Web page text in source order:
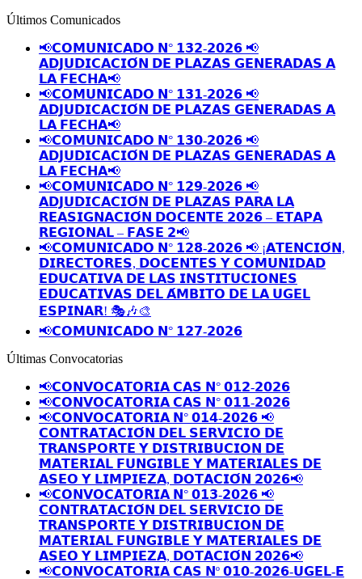
Últimos Comunicados
📢𝗖𝗢𝗠𝗨𝗡𝗜𝗖𝗔𝗗𝗢 𝗡° 𝟭𝟯𝟮-𝟮𝟬𝟮𝟲 📢
𝗔𝗗𝗝𝗨𝗗𝗜𝗖𝗔𝗖𝗜𝗢́𝗡 𝗗𝗘 𝗣𝗟𝗔𝗭𝗔𝗦 𝗚𝗘𝗡𝗘𝗥𝗔𝗗𝗔𝗦 𝗔
𝗟𝗔 𝗙𝗘𝗖𝗛𝗔📢
📢𝗖𝗢𝗠𝗨𝗡𝗜𝗖𝗔𝗗𝗢 𝗡° 𝟭𝟯𝟭-𝟮𝟬𝟮𝟲 📢
𝗔𝗗𝗝𝗨𝗗𝗜𝗖𝗔𝗖𝗜𝗢́𝗡 𝗗𝗘 𝗣𝗟𝗔𝗭𝗔𝗦 𝗚𝗘𝗡𝗘𝗥𝗔𝗗𝗔𝗦 𝗔
𝗟𝗔 𝗙𝗘𝗖𝗛𝗔📢
📢𝗖𝗢𝗠𝗨𝗡𝗜𝗖𝗔𝗗𝗢 𝗡° 𝟭𝟯𝟬-𝟮𝟬𝟮𝟲 📢
𝗔𝗗𝗝𝗨𝗗𝗜𝗖𝗔𝗖𝗜𝗢́𝗡 𝗗𝗘 𝗣𝗟𝗔𝗭𝗔𝗦 𝗚𝗘𝗡𝗘𝗥𝗔𝗗𝗔𝗦 𝗔
𝗟𝗔 𝗙𝗘𝗖𝗛𝗔📢
📢𝗖𝗢𝗠𝗨𝗡𝗜𝗖𝗔𝗗𝗢 𝗡° 𝟭𝟮𝟵-𝟮𝟬𝟮𝟲 📢
𝗔𝗗𝗝𝗨𝗗𝗜𝗖𝗔𝗖𝗜𝗢́𝗡 𝗗𝗘 𝗣𝗟𝗔𝗭𝗔𝗦 𝗣𝗔𝗥𝗔 𝗟𝗔
𝗥𝗘𝗔𝗦𝗜𝗚𝗡𝗔𝗖𝗜𝗢́𝗡 𝗗𝗢𝗖𝗘𝗡𝗧𝗘 𝟮𝟬𝟮𝟲 – 𝗘𝗧𝗔𝗣𝗔
𝗥𝗘𝗚𝗜𝗢𝗡𝗔𝗟 – 𝗙𝗔𝗦𝗘 𝟮📢
📢𝗖𝗢𝗠𝗨𝗡𝗜𝗖𝗔𝗗𝗢 𝗡° 𝟭𝟮𝟴-𝟮𝟬𝟮𝟲 📢 ¡𝗔𝗧𝗘𝗡𝗖𝗜𝗢́𝗡,
𝗗𝗜𝗥𝗘𝗖𝗧𝗢𝗥𝗘𝗦, 𝗗𝗢𝗖𝗘𝗡𝗧𝗘𝗦 𝗬 𝗖𝗢𝗠𝗨𝗡𝗜𝗗𝗔𝗗
𝗘𝗗𝗨𝗖𝗔𝗧𝗜𝗩𝗔 𝗗𝗘 𝗟𝗔𝗦 𝗜𝗡𝗦𝗧𝗜𝗧𝗨𝗖𝗜𝗢𝗡𝗘𝗦
𝗘𝗗𝗨𝗖𝗔𝗧𝗜𝗩𝗔𝗦 𝗗𝗘𝗟 𝗔́𝗠𝗕𝗜𝗧𝗢 𝗗𝗘 𝗟𝗔 𝗨𝗚𝗘𝗟
𝗘𝗦𝗣𝗜𝗡𝗔𝗥! 🎭🎶🎨
📢𝗖𝗢𝗠𝗨𝗡𝗜𝗖𝗔𝗗𝗢 𝗡° 𝟭𝟮𝟳-𝟮𝟬𝟮𝟲
Últimas Convocatorias
📢𝗖𝗢𝗡𝗩𝗢𝗖𝗔𝗧𝗢𝗥𝗜𝗔 𝗖𝗔𝗦 𝗡° 𝟬𝟭𝟮-𝟮𝟬𝟮𝟲
📢𝗖𝗢𝗡𝗩𝗢𝗖𝗔𝗧𝗢𝗥𝗜𝗔 𝗖𝗔𝗦 𝗡° 𝟬𝟭𝟭-𝟮𝟬𝟮𝟲
📢𝗖𝗢𝗡𝗩𝗢𝗖𝗔𝗧𝗢𝗥𝗜𝗔 𝗡° 𝟬𝟭𝟰-𝟮𝟬𝟮𝟲 📢
𝗖𝗢𝗡𝗧𝗥𝗔𝗧𝗔𝗖𝗜𝗢́𝗡 𝗗𝗘𝗟 𝗦𝗘𝗥𝗩𝗜𝗖𝗜𝗢 𝗗𝗘
𝗧𝗥𝗔𝗡𝗦𝗣𝗢𝗥𝗧𝗘 𝗬 𝗗𝗜𝗦𝗧𝗥𝗜𝗕𝗨𝗖𝗜𝗢𝗡 𝗗𝗘
𝗠𝗔𝗧𝗘𝗥𝗜𝗔𝗟 𝗙𝗨𝗡𝗚𝗜𝗕𝗟𝗘 𝗬 𝗠𝗔𝗧𝗘𝗥𝗜𝗔𝗟𝗘𝗦 𝗗𝗘
𝗔𝗦𝗘𝗢 𝗬 𝗟𝗜𝗠𝗣𝗜𝗘𝗭𝗔, 𝗗𝗢𝗧𝗔𝗖𝗜𝗢́𝗡 𝟮𝟬𝟮𝟲📢
📢𝗖𝗢𝗡𝗩𝗢𝗖𝗔𝗧𝗢𝗥𝗜𝗔 𝗡° 𝟬𝟭𝟯-𝟮𝟬𝟮𝟲 📢
𝗖𝗢𝗡𝗧𝗥𝗔𝗧𝗔𝗖𝗜𝗢́𝗡 𝗗𝗘𝗟 𝗦𝗘𝗥𝗩𝗜𝗖𝗜𝗢 𝗗𝗘
𝗧𝗥𝗔𝗡𝗦𝗣𝗢𝗥𝗧𝗘 𝗬 𝗗𝗜𝗦𝗧𝗥𝗜𝗕𝗨𝗖𝗜𝗢𝗡 𝗗𝗘
𝗠𝗔𝗧𝗘𝗥𝗜𝗔𝗟 𝗙𝗨𝗡𝗚𝗜𝗕𝗟𝗘 𝗬 𝗠𝗔𝗧𝗘𝗥𝗜𝗔𝗟𝗘𝗦 𝗗𝗘
𝗔𝗦𝗘𝗢 𝗬 𝗟𝗜𝗠𝗣𝗜𝗘𝗭𝗔, 𝗗𝗢𝗧𝗔𝗖𝗜𝗢́𝗡 𝟮𝟬𝟮𝟲📢
📢𝗖𝗢𝗡𝗩𝗢𝗖𝗔𝗧𝗢𝗥𝗜𝗔 𝗖𝗔𝗦 𝗡º 𝟬𝟭𝟬-𝟮𝟬𝟮𝟲-𝗨𝗚𝗘𝗟-𝗘